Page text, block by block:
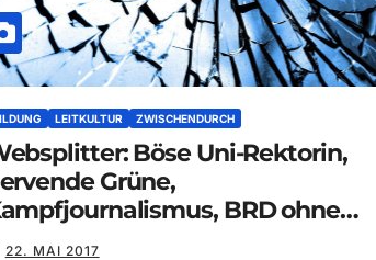
LEITKULTUR ZWISCHENDURCH
Böse Uni-Rektorin,
Grüne,
BRD ohne
22. MAI 2017